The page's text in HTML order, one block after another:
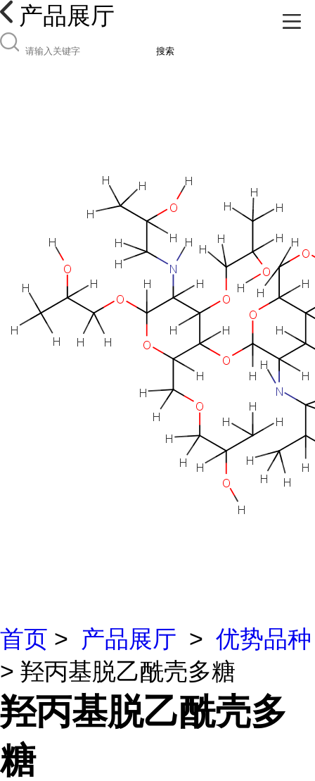
产品展厅
搜索
首页 > 产品展厅 > 优势品种
> 羟丙基脱乙酰壳多糖
羟丙基脱乙酰壳多
糖